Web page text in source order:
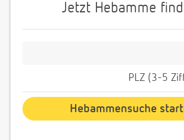
Jetzt Hebamme
PLZ (3-5